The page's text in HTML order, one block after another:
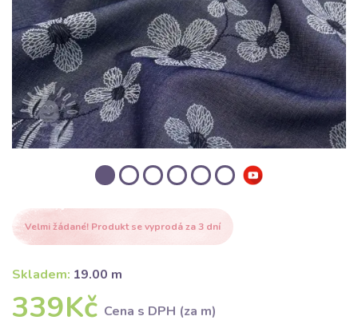
Velmi žádané! Produkt se vyprodá za 3 dní
Skladem: 19.00 m
339Kč Cena s DPH (za m)